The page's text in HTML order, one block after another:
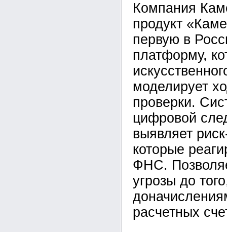
Компания
продукт
первую в
платформу,
моделирует
проверки.
цифровой
выявляет
которые
ФНС.
угрозы до
расчетных